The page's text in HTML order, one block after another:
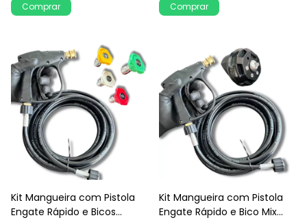
Comprar Comprar
Kit Mangueira com Pistola
Engate Rápido e Bicos
Kit Mangueira com Pistola
Engate Rápido e Bico Mix